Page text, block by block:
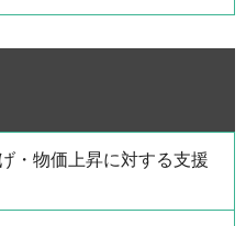
・物価上昇に対する支援